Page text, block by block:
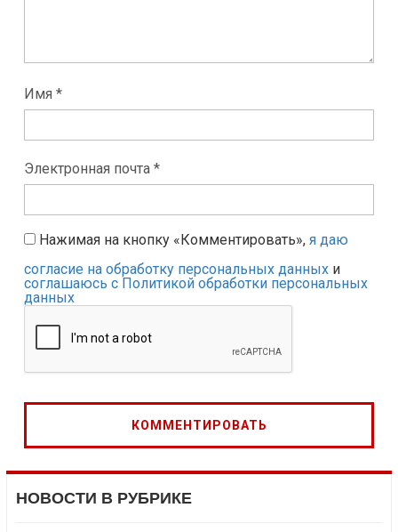
Имя *
Электронная почта *
Нажимая на кнопку «Комментировать», я даю
согласие на обработку персональных данных и
соглашаюсь с Политикой обработки персональных
данных
НОВОСТИ В РУБРИКЕ